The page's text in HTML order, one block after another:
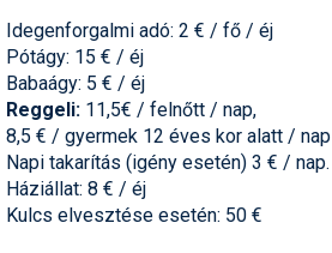
Idegenforgalmi adó: 2 € / fő / éj
Pótágy: 15 € / éj
Babaágy: 5 € / éj
Reggeli: 11,5€ / felnőtt / nap,
8,5 € / gyermek 12 éves kor alatt / nap
Napi takarítás (igény esetén) 3 € / nap.
Háziállat: 8 € / éj
Kulcs elvesztése esetén: 50 €